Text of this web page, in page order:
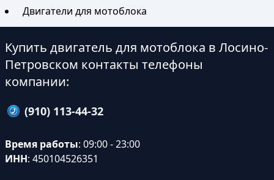
Двигатели для мотоблока
Купить двигатель для мотоблока в Лосино-
Петровском контакты телефоны
компании:
(910) 113-44-32
Время работы: 09:00 - 23:00
ИНН: 450104526351